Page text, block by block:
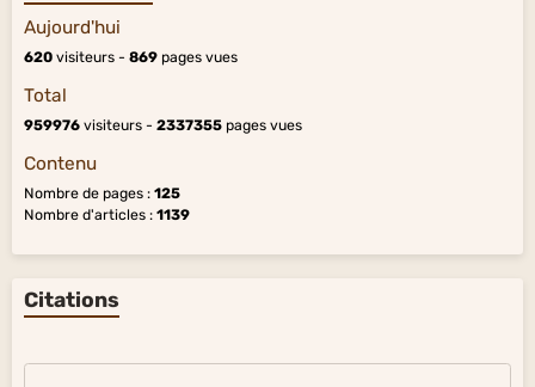
Aujourd'hui
620 visiteurs - 869 pages vues
Total
959976 visiteurs - 2337355 pages vues
Contenu
Nombre de pages : 125
Nombre d'articles : 1139
Citations